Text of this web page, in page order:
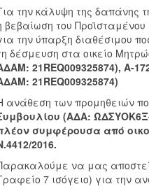
την κάλυψη της δαπάνης
βεβαίωση του
την ύπαρξη διαθέσιμου
δέσμευση στα οικείο
21REQ009325874), Α-
21REQ009325874)
ανάθεση των προμηθειών
(ΑΔΑ:
συμφέρουσα από
2016.
να μας
7 ισόγειο) για την